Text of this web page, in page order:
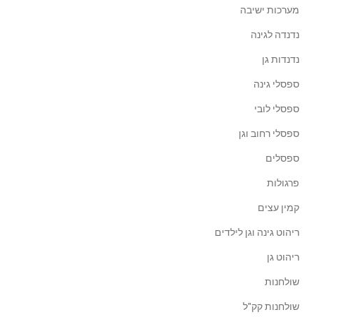
מערכות ישיבה
נדנדה לגינה
נדנדות גן
ספסלי גינה
ספסלי לובי
ספסלי רחוב וגן
ספסלים
פרגולות
קמין עצים
ריהוט גינה וגן לילדים
ריהוט גן
שולחנות
שולחנות קק"ל